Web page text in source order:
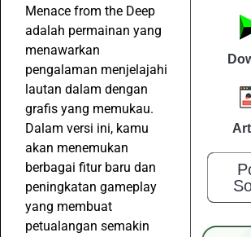
Menace from the Deep
adalah permainan yang
menawarkan
pengalaman menjelajahi
lautan dalam dengan
grafis yang memukau.
Dalam versi ini, kamu
akan menemukan
berbagai fitur baru dan
peningkatan gameplay
yang membuat
petualangan semakin